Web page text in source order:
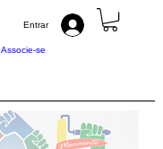
Associe-se
Entrar